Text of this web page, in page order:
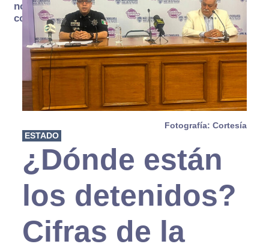
no se
consume
Fotografía: Cortesía
ESTADO
¿Dónde están
los detenidos?
Cifras de la